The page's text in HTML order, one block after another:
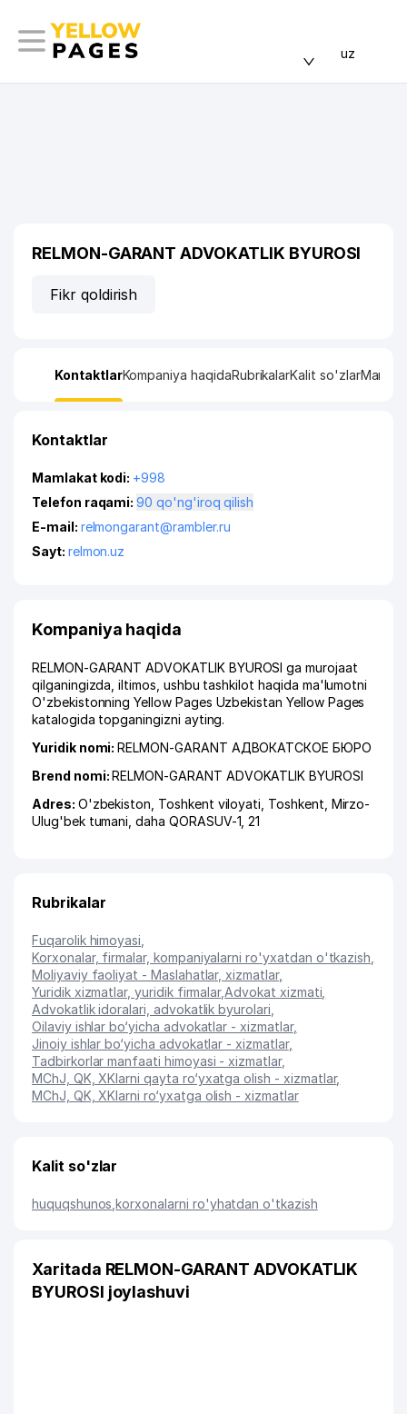
uz
RELMON-GARANT ADVOKATLIK BYUROSI
Fikr qoldirish
KontaktlarKompaniya haqidaRubrikalarKalit so'zlarManzil
Kontaktlar
Mamlakat kodi: +998
Telefon raqami:
90 qo'ng'iroq qilish
E-mail: relmongarant@rambler.ru
Sayt: relmon.uz
Kompaniya haqida
RELMON-GARANT ADVOKATLIK BYUROSI ga murojaat
qilganingizda, iltimos, ushbu tashkilot haqida ma'lumotni
O'zbekistonning Yellow Pages Uzbekistan Yellow Pages
katalogida topganingizni ayting.
Yuridik nomi:RELMON-GARANT АДВОКАТСКОЕ БЮРО
Brend nomi:RELMON-GARANT ADVOKATLIK BYUROSI
Adres: O'zbekiston, Toshkent viloyati Toshkent Mirzo-
Ulug'bek tumani ,daha QORASUV-1 , 21
Rubrikalar
Fuqarolik himoyasi
Korxonalar, firmalar, kompaniyalarni ro'yxatdan o'tkazish
Moliyaviy faoliyat - Maslahatlar, xizmatlar,
Yuridik xizmatlar, yuridik firmalar, Advokat xizmati
Advokatlik idoralari, advokatlik byurolari
Oilaviy ishlar bo‘yicha advokatlar - xizmatlar,
Jinoiy ishlar bo‘yicha advokatlar - xizmatlar,
Tadbirkorlar manfaati himoyasi - xizmatlar,
MChJ, QK, XKlarni qayta ro‘yxatga olish - xizmatlar,
MChJ, QK, XKlarni ro‘yxatga olish - xizmatlar
Kalit so'zlar
huquqshunos ,korxonalarni ro'yhatdan o'tkazish
Xaritada RELMON-GARANT ADVOKATLIK
BYUROSI joylashuvi